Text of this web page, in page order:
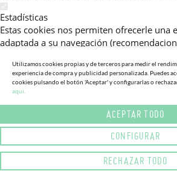
Estadísticas
Estas cookies nos permiten ofrecerle una
adaptada a su navegación
consultadas, etc).Al activar esta cookie,
más su experiencia.
Publicitarias
Estas cookies permiten a nuestros socios
mensajes específicos y personalizados.
Política de Privacidad
Lea más sobre el uso de cookies en este
Utilizamos cookies propias y de terceros para medir el
experiencia de compra y publicidad personalizada. Puedes
cookies pulsando el botón 'Aceptar' y configurarlas o
aqui.
ACEPTAR TODO
CONFIGURAR
RECHAZAR TODO